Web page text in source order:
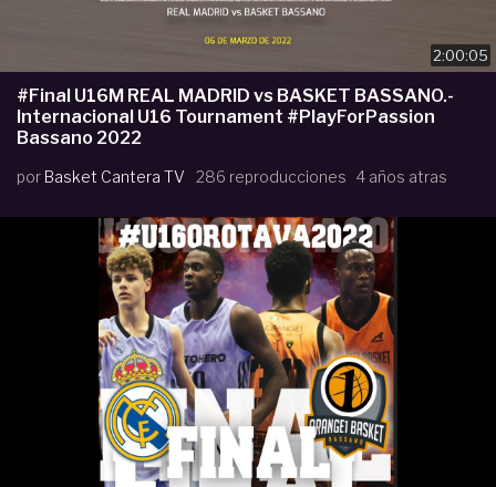
2:00:05
#Final U16M REAL MADRID vs BASKET BASSANO.-
Internacional U16 Tournament #PlayForPassion
Bassano 2022
por Basket Cantera TV 286 reproducciones 4 años atras